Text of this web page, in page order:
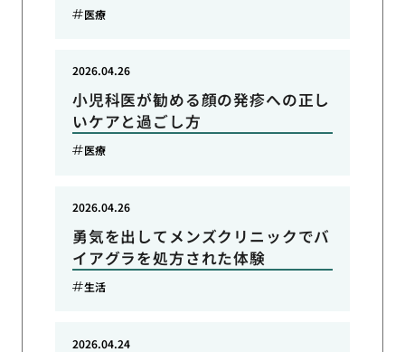
医療
小児科医が勧める顔の発疹への正し
いケアと過ごし方
2026.04.26
医療
勇気を出してメンズクリニックでバ
イアグラを処方された体験
2026.04.26
生活
2026.04.24